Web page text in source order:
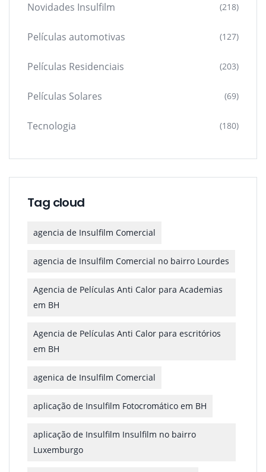
Novidades Insulfilm (218)
Películas automotivas (127)
Películas Residenciais (203)
Películas Solares (69)
Tecnologia (180)
Tag cloud
agencia de Insulfilm Comercial
agencia de Insulfilm Comercial no bairro Lourdes
Agencia de Películas Anti Calor para Academias
em BH
Agencia de Películas Anti Calor para escritórios
em BH
agenica de Insulfilm Comercial
aplicação de Insulfilm Fotocromático em BH
aplicação de Insulfilm Insulfilm no bairro
Luxemburgo